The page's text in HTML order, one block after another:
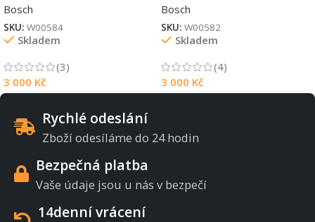
Bosch
SKU: W00584
Skladem
(3)
3 000 Kč
Bosch
SKU: W00582
Skladem
(4)
3 000 Kč
Rychlé odeslání
Zboží odesíláme do 24 hodin
Bezpečná platba
Vaše údaje jsou u nás v bezpečí
14denní vrácení